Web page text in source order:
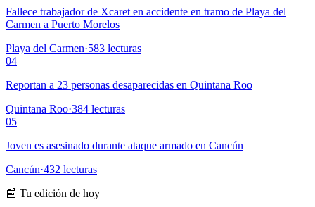
Fallece trabajador de Xcaret en accidente en tramo de Playa del
Carmen a Puerto Morelos
Playa del Carmen·583 lecturas
04
Reportan a 23 personas desaparecidas en Quintana Roo
Quintana Roo·384 lecturas
05
Joven es asesinado durante ataque armado en Cancún
Cancún·432 lecturas
📰 Tu edición de hoy